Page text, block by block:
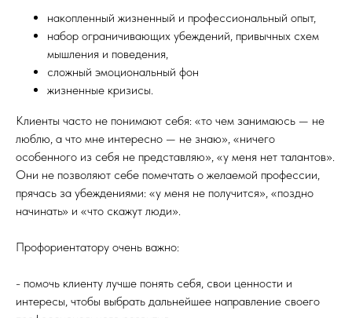
накопленный жизненный и профессиональный опыт,
набор ограничивающих убеждений, привычных схем
мышления и поведения,
сложный эмоциональный фон
жизненные кризисы.
Клиенты часто не понимают себя: «то чем занимаюсь — не
люблю, а что мне интересно — не знаю», «ничего
особенного из себя не представляю», «у меня нет талантов».
Они не позволяют себе помечтать о желаемой профессии,
прячась за убеждениями: «у меня не получится», «поздно
начинать» и «что скажут люди».
Профориентатору очень важно:
- помочь клиенту лучше понять себя, свои ценности и
интересы, чтобы выбрать дальнейшее направление своего